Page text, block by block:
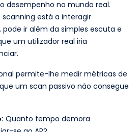
desempenho no mundo real.
está a interagir
ir além da simples escuta e
um utilizador real iria
permite-lhe medir métricas de
um scan passivo não consegue
Quanto tempo demora